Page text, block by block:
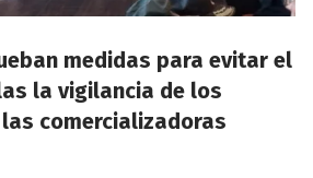
medidas para evitar el
la vigilancia de los
comercializadoras